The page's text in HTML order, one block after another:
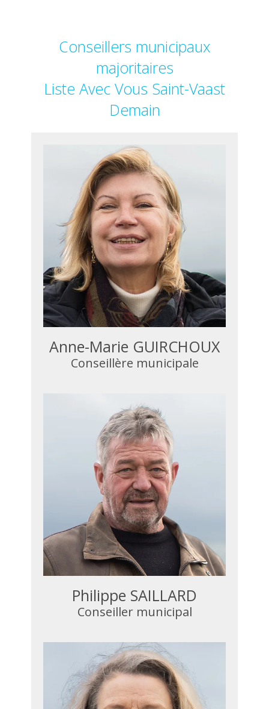
Conseillers municipaux
majoritaires
Liste Avec Vous Saint-Vaast
Demain
Anne-Marie GUIRCHOUX
Conseillère municipale
Philippe SAILLARD
Conseiller municipal